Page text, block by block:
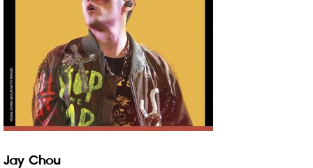
Jay Chou